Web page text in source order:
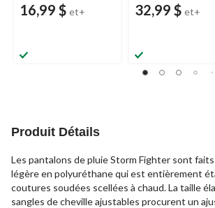
16,99 $ et+ 32,99 $ et+
Produit Détails
Les pantalons de pluie Storm Fighter sont
légère en polyuréthane qui est entièrement
coutures soudées scellées à chaud. La taille
sangles de cheville ajustables procurent un